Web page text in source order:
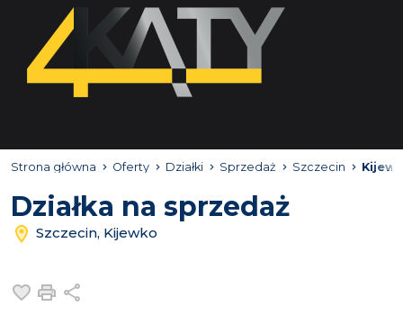
Strona główna Oferty Działki Sprzedaż Szczecin
Działka na sprzedaż
Szczecin, Kijewko
Dodaj do ulubionych
Drukuj